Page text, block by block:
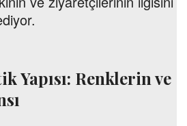
Yapısı: Renklerin ve